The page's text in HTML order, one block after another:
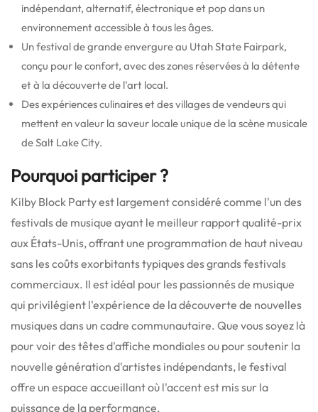
indépendant, alternatif, électronique et pop dans un
environnement accessible à tous les âges.
Un festival de grande envergure au Utah State Fairpark,
conçu pour le confort, avec des zones réservées à la détente
et à la découverte de l'art local.
Des expériences culinaires et des villages de vendeurs qui
mettent en valeur la saveur locale unique de la scène musicale
de Salt Lake City.
Pourquoi participer ?
Kilby Block Party est largement considéré comme l'un des
festivals de musique ayant le meilleur rapport qualité-prix
aux États-Unis, offrant une programmation de haut niveau
sans les coûts exorbitants typiques des grands festivals
commerciaux. Il est idéal pour les passionnés de musique
qui privilégient l'expérience de la découverte de nouvelles
musiques dans un cadre communautaire. Que vous soyez là
pour voir des têtes d'affiche mondiales ou pour soutenir la
nouvelle génération d'artistes indépendants, le festival
offre un espace accueillant où l'accent est mis sur la
puissance de la performance.